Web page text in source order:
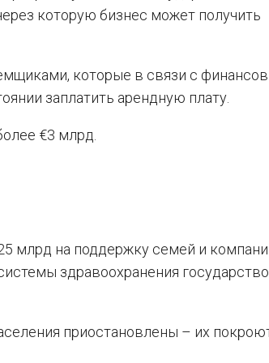
которую бизнес может получить
которые в связи с
заплатить арендную плату.
€3 млрд.
млрд на поддержку семей и
здравоохранения государство
приостановлены – их